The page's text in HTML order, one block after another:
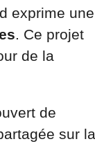
exprime une
. Ce projet
de la
de
sur la